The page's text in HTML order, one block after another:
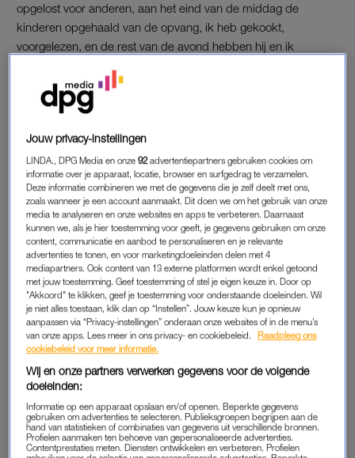
opgelost voor anderen, aan het eind van de middag de
kinderen opgehaald van de opvang, ik heb gekookt,
voorgelezen, en de rest van de avond hebben hij en ik
een T-shirt. Ik proef de schone witte stof op mijn lippen. Als ik
verder ga, weet ik, nog meer ga voelen, als ik hem naar me
dan eindigt de dag in een vrijpartij.
Ja, dat is geloof ik de grootste verandering, het grootste
verschil met vroeger, toen we elkaar net kenden, het grootste
verschil met andere mannen die ik gekend heb, met wie ik
nooit de tijd heb gehad voor deze mate van gewenning: vrijen
is een beslissing geworden, niet langer een daad uit passie.
Soms gaat er een maand voorbij dat het er niet van komt. En
vaker dan eens in de drie weken komt het er zeker niet van.
Hij gaat later naar bed dan ik, werkt nog wat door. En ik ben
lui en bekaf.
“ALS IK HET BED RUIK, OVERVALT ME
VERMOEIDHEID”
Ik pak hem bij zijn ballen, ik voel hem, het is een
Jouw privacy-instellingen
LINDA., DPG Media en onze92 advertentiepartners gebruiken cookies om
informatie over je apparaat, locatie, browser en surfgedrag te verzamelen.
Deze informatie combineren we met de gegevens die je zelf deelt met ons,
zoals wanneer je een account aanmaakt. Dit doen we om het gebruik van onze
media te analyseren en onze websites en apps te verbeteren. Daarnaast
kunnen we, als je hier toestemming voor geeft, je gegevens gebruiken om onze
content, communicatie en aanbod te personaliseren en je relevante
advertenties te tonen, en voor marketingdoeleinden delen met 4
mediapartners. Ook content van 13 externe platformen wordt enkel getoond
met jouw toestemming. Geef toestemming of stel je eigen keuze in. Door op
"Akkoord" te klikken, geef je toestemming voor onderstaande doeleinden. Wil
je niet alles toestaan, klik dan op “Instellen”. Jouw keuze kun je opnieuw
aanpassen via “Privacy-instellingen” onderaan onze websites of in de menu’s
van onze apps. Lees meer in ons privacy- en cookiebeleid.
Raadpleeg ons
cookiebeleid voor meer informatie.
Wij en onze partners verwerken gegevens voor de volgende
doeleinden:
Informatie op een apparaat opslaan en/of openen. Beperkte gegevens
gebruiken om advertenties te selecteren. Publieksgroepen begrijpen aan de
hand van statistieken of combinaties van gegevens uit verschillende bronnen.
Profielen aanmaken ten behoeve van gepersonaliseerde advertenties.
Contentprestaties meten. Diensten ontwikkelen en verbeteren. Profielen